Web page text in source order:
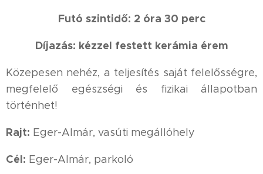
Futó szintidő: 2 óra 30 perc
Díjazás: kézzel festett kerámia érem
Közepesen nehéz, a teljesítés saját felelősségre,
megfelelő egészségi és fizikai állapotban
történhet!
Rajt: Eger-Almár, vasúti megállóhely
Cél: Eger-Almár, parkoló